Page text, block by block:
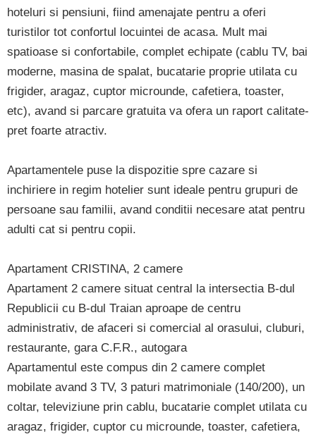
hoteluri si pensiuni, fiind amenajate pentru a oferi
turistilor tot confortul locuintei de acasa. Mult mai
spatioase si confortabile, complet echipate (cablu TV, bai
moderne, masina de spalat, bucatarie proprie utilata cu
frigider, aragaz, cuptor microunde, cafetiera, toaster,
etc), avand si parcare gratuita va ofera un raport calitate-
pret foarte atractiv.
Apartamentele puse la dispozitie spre cazare si
inchiriere in regim hotelier sunt ideale pentru grupuri de
persoane sau familii, avand conditii necesare atat pentru
adulti cat si pentru copii.
Apartament CRISTINA, 2 camere
Apartament 2 camere situat central la intersectia B-dul
Republicii cu B-dul Traian aproape de centru
administrativ, de afaceri si comercial al orasului, cluburi,
restaurante, gara C.F.R., autogara
Apartamentul este compus din 2 camere complet
mobilate avand 3 TV, 3 paturi matrimoniale (140/200), un
coltar, televiziune prin cablu, bucatarie complet utilata cu
aragaz, frigider, cuptor cu microunde, toaster, cafetiera,